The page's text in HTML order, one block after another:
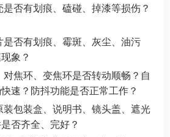
是否有划痕、磕碰、掉漆等损伤？
是否有划痕、霉斑、灰尘、油污
象？
对焦环、变焦环是否转动顺畅？自
速？防抖功能是否正常工作？
装包装盒、说明书、镜头盖、遮光
否齐全、完好？